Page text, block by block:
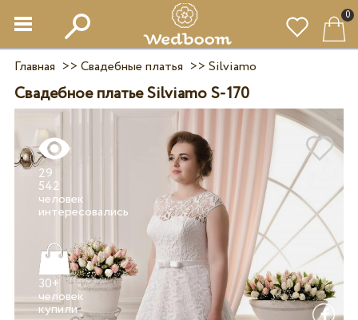
0
Главная >> Свадебные платья >> Silviamo
Свадебное платье Silviamo S-170
29
542
человек
30+
человек
купили